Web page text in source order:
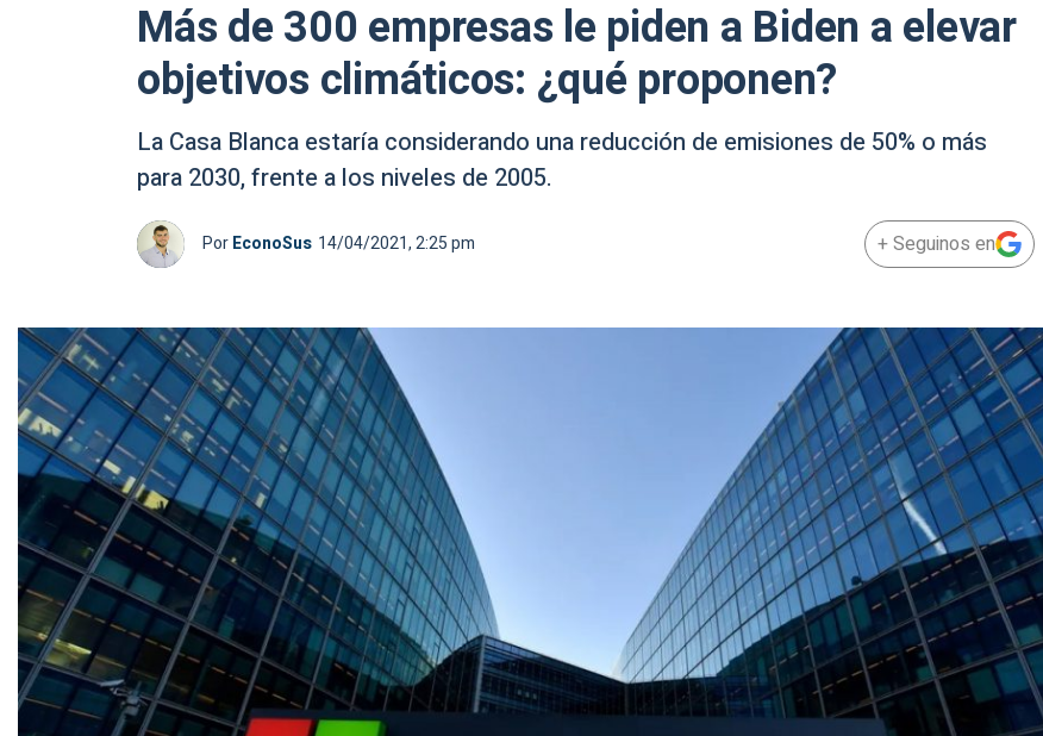
Más de 300 empresas le piden a Biden a elevar
objetivos climáticos: ¿qué proponen?
La Casa Blanca estaría considerando una reducción de emisiones de 50% o más
para 2030, frente a los niveles de 2005.
PorEconoSus 14/04/2021, 2:25 pm + Seguinos en